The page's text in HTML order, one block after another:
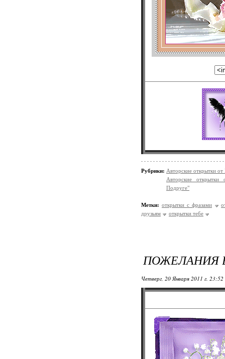
Рубрики: Авторские открытки
Авторские открытки
Подруге"
Метки: открытки с фразами
друзьям
открытки тебе
ПОЖЕЛАНИЯ
Четверг, 20 Января 2011 г. 23:52